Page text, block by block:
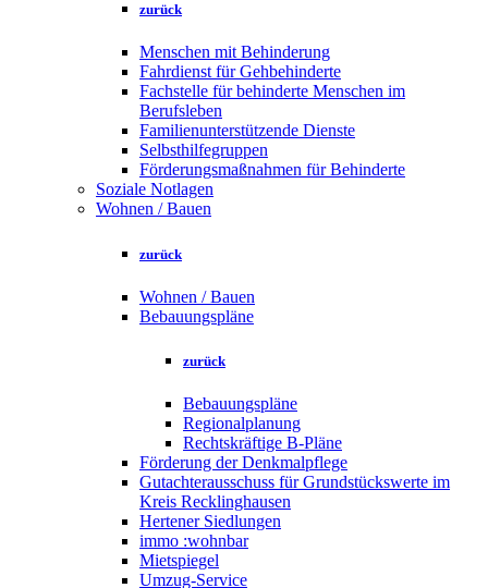
zurück
Menschen mit Behinderung
Fahrdienst für Gehbehinderte
Fachstelle für behinderte Menschen im
Berufsleben
Familienunterstützende Dienste
Selbsthilfegruppen
Förderungsmaßnahmen für Behinderte
Soziale Notlagen
Wohnen / Bauen
zurück
Wohnen / Bauen
Bebauungspläne
zurück
Bebauungspläne
Regionalplanung
Rechtskräftige B-Pläne
Förderung der Denkmalpflege
Gutachterausschuss für Grundstückswerte im
Kreis Recklinghausen
Hertener Siedlungen
immo :wohnbar
Mietspiegel
Umzug-Service